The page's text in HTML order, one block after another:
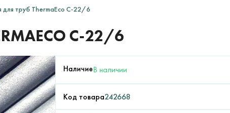
для труб ThermaEco C-22/6
C-22/6
НаличиеВ наличии
Код товара242668